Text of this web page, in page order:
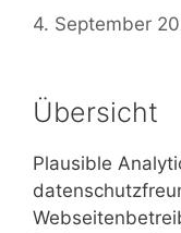
4. September
Übersicht
Plausible